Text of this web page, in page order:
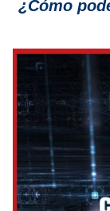
¿Cómo